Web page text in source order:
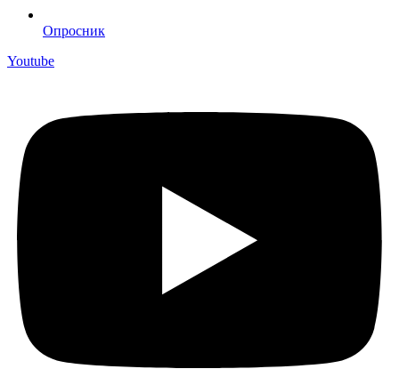
Опросник
Youtube